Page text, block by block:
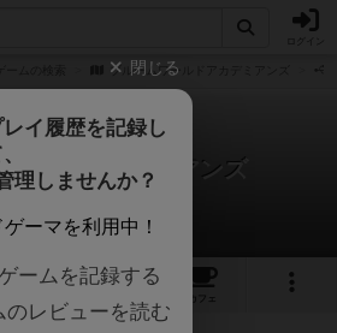
ブルームワールドアカデミアンズ
ルドアカデミアンズ
拡張/関連作品 0件
1
カフェ
閉じる
イ履歴を記録し
理しませんか？
ーマを利用中！
ームを記録する
レビューを読む